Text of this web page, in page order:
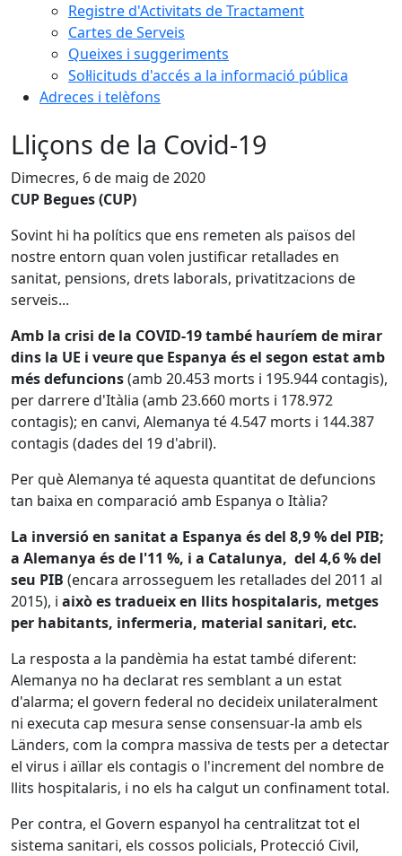
Registre d'Activitats de Tractament
Cartes de Serveis
Queixes i suggeriments
Sol·licituds d'accés a la informació pública
Adreces i telèfons
Lliçons de la Covid-19
Dimecres, 6 de maig de 2020
CUP Begues (CUP)
Sovint hi ha polítics que ens remeten als països del
nostre entorn quan volen justificar retallades en
sanitat, pensions, drets laborals, privatitzacions de
serveis...
Amb la crisi de la COVID-19 també hauríem de mirar
dins la UE i veureque Espanya és el segon estat amb
més defuncions(amb 20.453 morts i 195.944 contagis),
per darrere d'Itàlia (amb 23.660 morts i 178.972
contagis); en canvi, Alemanya té 4.547 morts i 144.387
contagis (dades del 19 d'abril).
Per què Alemanya té aquesta quantitat de defuncions
tan baixa en comparació amb Espanya o Itàlia?
La inversió en sanitat a Espanya és del 8,9 % del PIB;
a Alemanya és de l'11 %, i a Catalunya, del 4,6 % del
seu PIB (encara arrosseguem les retallades del 2011 al
2015), i això es tradueix en llits hospitalaris, metges
per habitants, infermeria, material sanitari, etc.
La resposta a la pandèmia ha estat també diferent:
Alemanya no ha declarat res semblant a un estat
d'alarma; el govern federal no decideix unilateralment
ni executa cap mesura sense consensuar-la amb els
Länders, com la compra massiva de tests per a detectar
el virus i aïllar els contagis o l'increment del nombre de
llits hospitalaris, i no els ha calgut un confinament total.
Per contra, el Govern espanyol ha centralitzat tot el
sistema sanitari, els cossos policials, Protecció Civil,